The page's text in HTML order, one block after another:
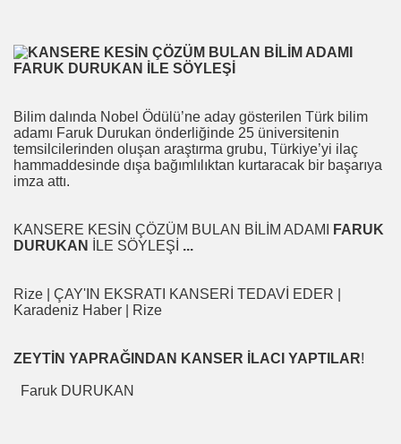
Bilim dalında Nobel Ödülü’ne aday gösterilen Türk bilim
adamı Faruk Durukan önderliğinde 25 üniversitenin
temsilcilerinden oluşan araştırma grubu, Türkiye’yi ilaç
hammaddesinde dışa bağımlılıktan kurtaracak bir başarıya
imza attı.
KANSERE KESİN ÇÖZÜM BULAN BİLİM ADAMI
FARUK
DURUKAN
İLE SÖYLEŞİ ...
Rize | ÇAY'IN EKSRATI KANSERİ TEDAVİ EDER |
Karadeniz Haber | Rize
ZEYTİN YAPRAĞINDAN KANSER İLACI YAPTILAR!
Faruk DURUKAN
EDİLİYOR YOSA
969 HAREKETİ